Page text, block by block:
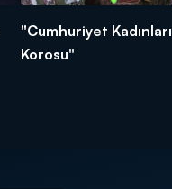
"Cumhuriyet Kadınları
Korosu"